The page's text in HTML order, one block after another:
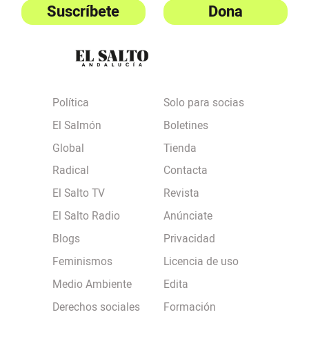
Suscríbete Dona
Política
El Salmón
Global
Radical
El Salto TV
El Salto Radio
Blogs
Feminismos
Medio Ambiente
Derechos sociales
Solo para socias
Boletines
Tienda
Contacta
Revista
Anúnciate
Privacidad
Licencia de uso
Edita
Formación